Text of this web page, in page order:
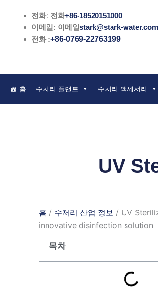
전화: 전화+86-18520151000
이메일: 이메일stark@stark-water.com
전화 :+86-0769-22763199
홈 수처리 플랜트 수처리 액세서리
UV
홈 / 수처리 산업 정보 / UV
innovative disinfection solution
목차